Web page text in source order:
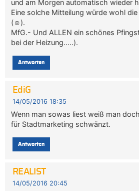
und am Morgen automatisch wieder
Eine solche Mitteilung würde wohl
(☺).
MfG.- Und ALLEN ein schönes
bei der Heizung…..).
Antworten
EdiG
14/05/2016 18:35
Wenn man sowas liest weiß man
für Stadtmarketing schwänzt.
Antworten
REALIST
14/05/2016 20:45